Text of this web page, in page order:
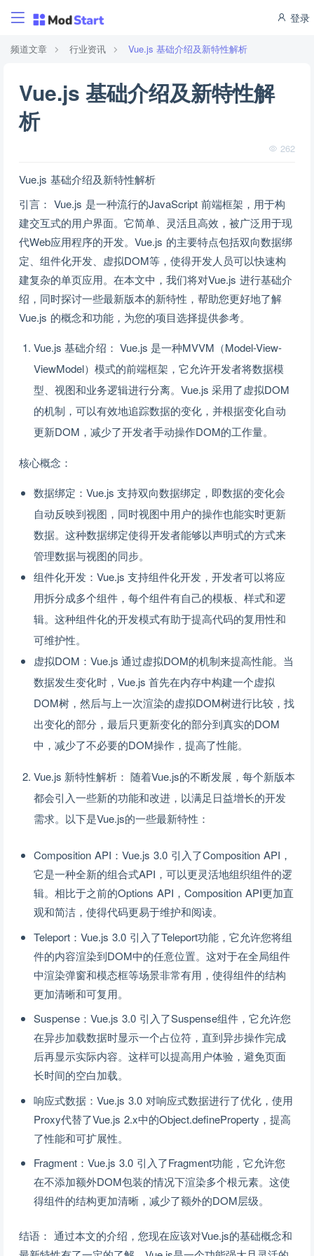
登录
频道文章 行业资讯 Vue.js 基础介绍及新特性解析
Vue.js 基础介绍及新特性解
析
262
Vue.js 基础介绍及新特性解析
引言： Vue.js 是一种流行的JavaScript 前端框架，用于构
建交互式的用户界面。它简单、灵活且高效，被广泛用于现
代Web应用程序的开发。Vue.js 的主要特点包括双向数据绑
定、组件化开发、虚拟DOM等，使得开发人员可以快速构
建复杂的单页应用。在本文中，我们将对Vue.js 进行基础介
绍，同时探讨一些最新版本的新特性，帮助您更好地了解
Vue.js 的概念和功能，为您的项目选择提供参考。
Vue.js 基础介绍： Vue.js 是一种MVVM（Model-View-
ViewModel）模式的前端框架，它允许开发者将数据模
型、视图和业务逻辑进行分离。Vue.js 采用了虚拟DOM
的机制，可以有效地追踪数据的变化，并根据变化自动
更新DOM，减少了开发者手动操作DOM的工作量。
核心概念：
数据绑定：Vue.js 支持双向数据绑定，即数据的变化会
自动反映到视图，同时视图中用户的操作也能实时更新
数据。这种数据绑定使得开发者能够以声明式的方式来
管理数据与视图的同步。
组件化开发：Vue.js 支持组件化开发，开发者可以将应
用拆分成多个组件，每个组件有自己的模板、样式和逻
辑。这种组件化的开发模式有助于提高代码的复用性和
可维护性。
虚拟DOM：Vue.js 通过虚拟DOM的机制来提高性能。当
数据发生变化时，Vue.js 首先在内存中构建一个虚拟
DOM树，然后与上一次渲染的虚拟DOM树进行比较，找
出变化的部分，最后只更新变化的部分到真实的DOM
中，减少了不必要的DOM操作，提高了性能。
Vue.js 新特性解析： 随着Vue.js的不断发展，每个新版本
都会引入一些新的功能和改进，以满足日益增长的开发
需求。以下是Vue.js的一些最新特性：
Composition API：Vue.js 3.0 引入了Composition API，
它是一种全新的组合式API，可以更灵活地组织组件的逻
辑。相比于之前的Options API，Composition API更加直
观和简洁，使得代码更易于维护和阅读。
Teleport：Vue.js 3.0 引入了Teleport功能，它允许您将组
件的内容渲染到DOM中的任意位置。这对于在全局组件
中渲染弹窗和模态框等场景非常有用，使得组件的结构
更加清晰和可复用。
Suspense：Vue.js 3.0 引入了Suspense组件，它允许您
在异步加载数据时显示一个占位符，直到异步操作完成
后再显示实际内容。这样可以提高用户体验，避免页面
长时间的空白加载。
响应式数据：Vue.js 3.0 对响应式数据进行了优化，使用
Proxy代替了Vue.js 2.x中的Object.defineProperty，提高
了性能和可扩展性。
Fragment：Vue.js 3.0 引入了Fragment功能，它允许您
在不添加额外DOM包装的情况下渲染多个根元素。这使
得组件的结构更加清晰，减少了额外的DOM层级。
结语： 通过本文的介绍，您现在应该对Vue.js的基础概念和